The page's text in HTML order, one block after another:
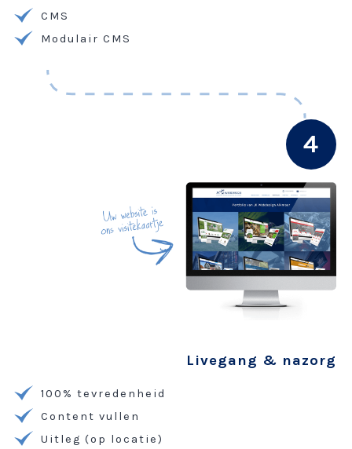
CMS
Modulair CMS
4
Livegang & nazorg
100% tevredenheid
Content vullen
Uitleg (op locatie)